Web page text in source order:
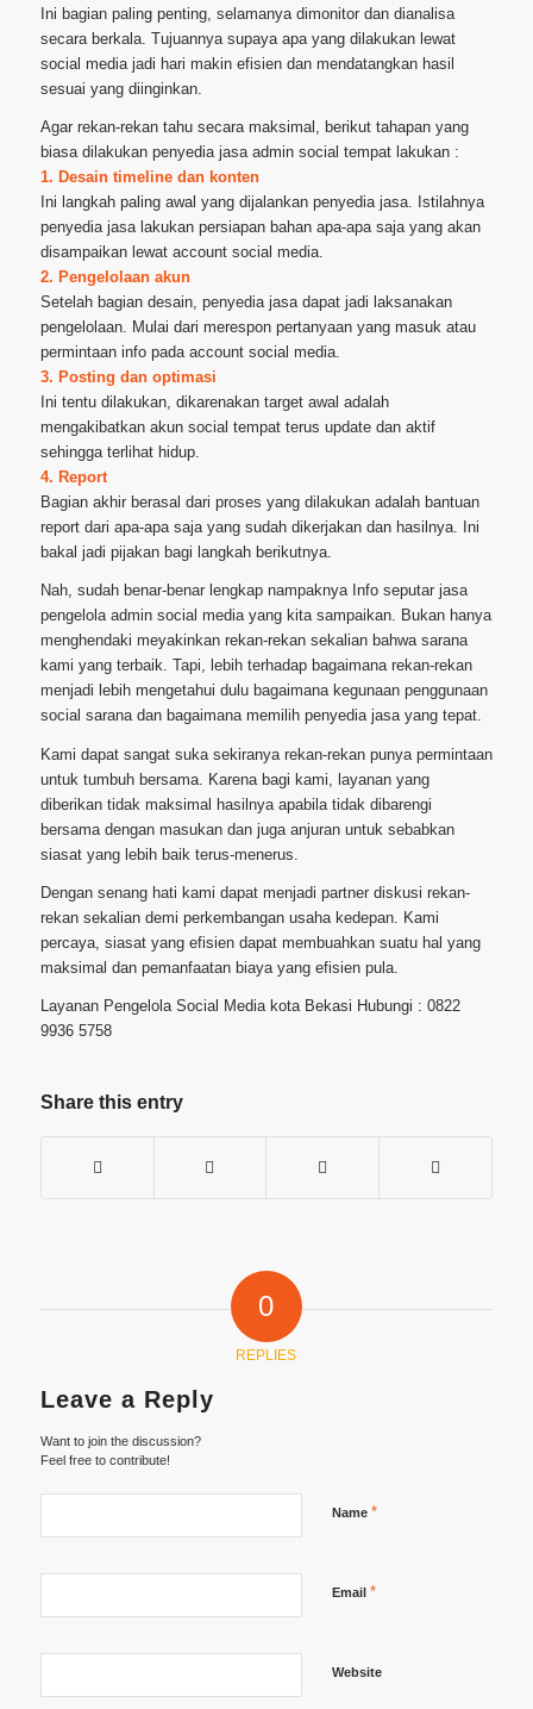
Ini bagian paling penting, selamanya dimonitor dan dianalisa
secara berkala. Tujuannya supaya apa yang dilakukan lewat
social media jadi hari makin efisien dan mendatangkan hasil
sesuai yang diinginkan.
Agar rekan-rekan tahu secara maksimal, berikut tahapan yang
biasa dilakukan penyedia jasa admin social tempat lakukan :
1. Desain timeline dan konten
Ini langkah paling awal yang dijalankan penyedia jasa. Istilahnya
penyedia jasa lakukan persiapan bahan apa-apa saja yang akan
disampaikan lewat account social media.
2. Pengelolaan akun
Setelah bagian desain, penyedia jasa dapat jadi laksanakan
pengelolaan. Mulai dari merespon pertanyaan yang masuk atau
permintaan info pada account social media.
3. Posting dan optimasi
Ini tentu dilakukan, dikarenakan target awal adalah
mengakibatkan akun social tempat terus update dan aktif
sehingga terlihat hidup.
4. Report
Bagian akhir berasal dari proses yang dilakukan adalah bantuan
report dari apa-apa saja yang sudah dikerjakan dan hasilnya. Ini
bakal jadi pijakan bagi langkah berikutnya.
Nah, sudah benar-benar lengkap nampaknya Info seputar jasa
pengelola admin social media yang kita sampaikan. Bukan hanya
menghendaki meyakinkan rekan-rekan sekalian bahwa sarana
kami yang terbaik. Tapi, lebih terhadap bagaimana rekan-rekan
menjadi lebih mengetahui dulu bagaimana kegunaan penggunaan
social sarana dan bagaimana memilih penyedia jasa yang tepat.
Kami dapat sangat suka sekiranya rekan-rekan punya permintaan
untuk tumbuh bersama. Karena bagi kami, layanan yang
diberikan tidak maksimal hasilnya apabila tidak dibarengi
bersama dengan masukan dan juga anjuran untuk sebabkan
siasat yang lebih baik terus-menerus.
Dengan senang hati kami dapat menjadi partner diskusi rekan-
rekan sekalian demi perkembangan usaha kedepan. Kami
percaya, siasat yang efisien dapat membuahkan suatu hal yang
maksimal dan pemanfaatan biaya yang efisien pula.
Layanan Pengelola Social Media kota Bekasi Hubungi : 0822
9936 5758
Share this entry
0
REPLIES
Leave a Reply
Want to join the discussion?
Feel free to contribute!
Name *
Email *
Website